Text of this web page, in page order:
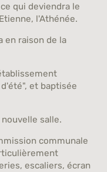
qui deviendra le
l'Athénée.
en raison de la
et baptisée
salle.
communale
escaliers, écran